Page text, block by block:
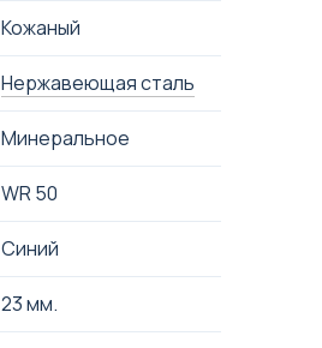
Кожаный
Нержавеющая сталь
Минеральное
WR 50
Синий
23 мм.